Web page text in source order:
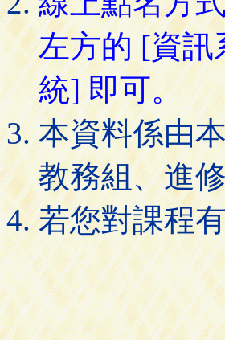
左方的 [資
統] 即可。
本資料係由
教務組、進
若您對課程